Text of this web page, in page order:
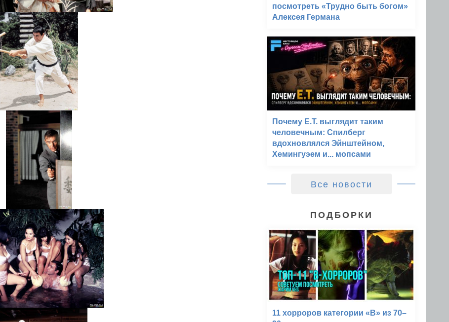
посмотреть «Трудно быть богом»
Алексея Германа
Почему E.T. выглядит таким
человечным: Спилберг
вдохновлялся Эйнштейном,
Хемингуэем и... мопсами
Все новости
ПОДБОРКИ
11 хорроров категории «B» из 70–